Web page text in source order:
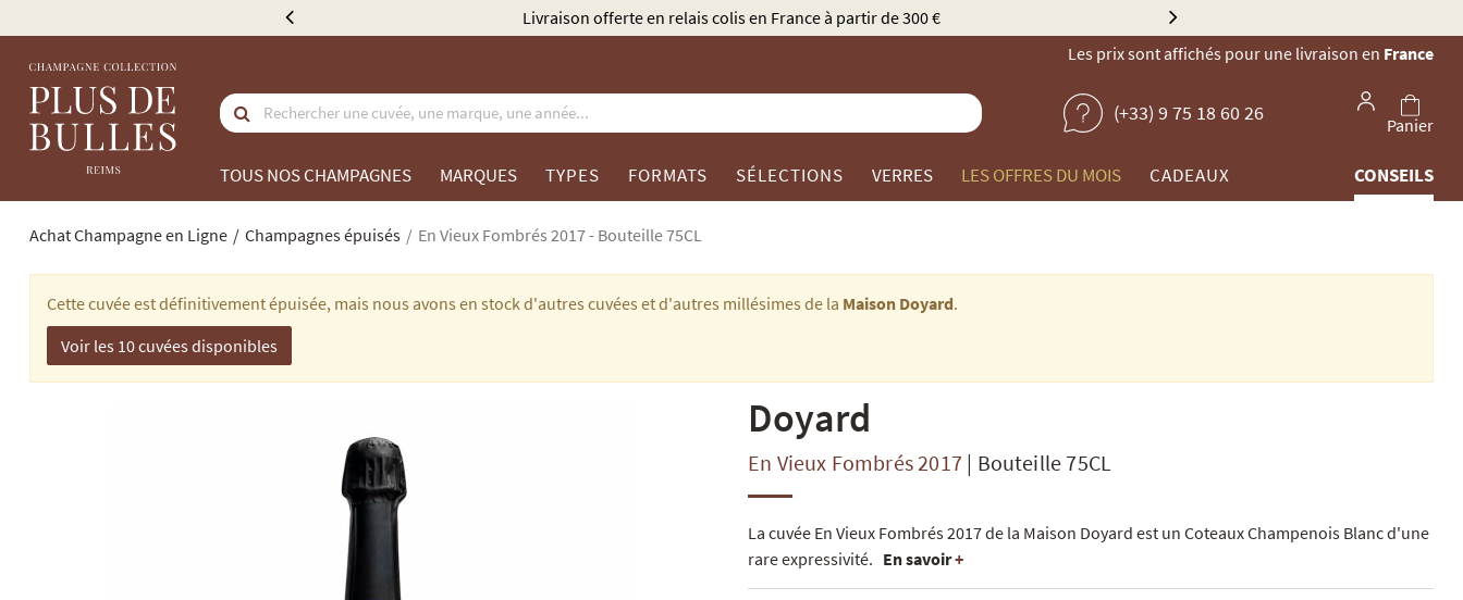
Élu Meilleur Caviste Champagne par Gault & Millau
Les prix sont affichés pour une livraison en France
(+33) 9 75 18 60 26
Panier
TOUS NOS CHAMPAGNES MARQUES TYPES FORMATS SÉLECTIONS VERRES LES OFFRES DU MOIS CADEAUX CONSEILS
Achat Champagne en Ligne Champagnes épuisés En Vieux Fombrés 2017 - Bouteille 75CL
Cette cuvée est définitivement épuisée, mais nous avons en stock d'autres cuvées et d'autres millésimes de la Maison Doyard.
Voir les 10 cuvées disponibles
Doyard
En Vieux Fombrés 2017 | Bouteille 75CL
La cuvée En Vieux Fombrés 2017 de la Maison Doyard est un Coteaux Champenois Blanc d'une
rare expressivité. En savoir+